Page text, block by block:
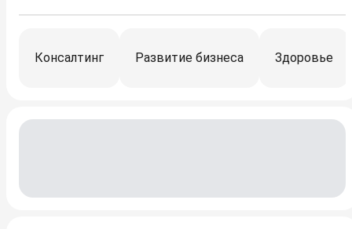
Консалтинг Развитие бизнеса Здоровье